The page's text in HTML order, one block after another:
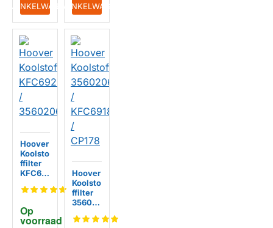
IN WINKELWAGENIN WINKELWAGEN
Op
voorraad
Hoover
Koolsto
ffilter
KFC69
35602
Hoover
Koolsto
ffilter
35602
KFC691